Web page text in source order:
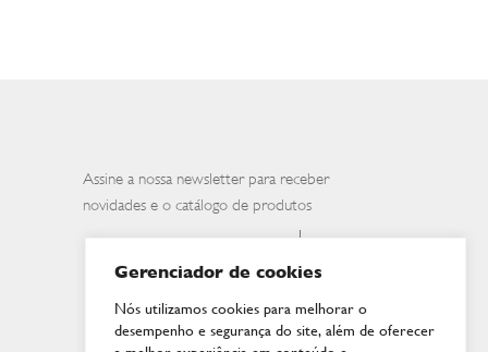
Gerenciador de cookies
Nós utilizamos cookies para melhorar o
desempenho e segurança do site, além de oferecer
Assine a nossa newsletter para receber
novidades e o catálogo de produtos